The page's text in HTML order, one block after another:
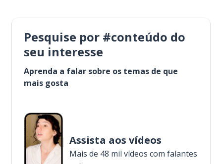
Pesquise por #conteúdo do
seu interesse
Aprenda a falar sobre os temas de que
mais gosta
Assista aos vídeos
Mais de 48 mil vídeos com falantes